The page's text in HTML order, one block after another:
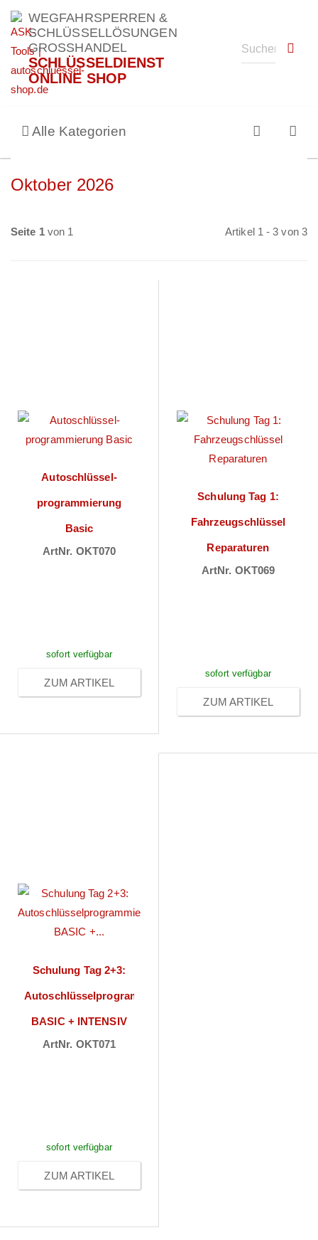
WEGFAHRSPERREN &
SCHLÜSSELLÖSUNGEN
GROSSHANDEL
SCHLÜSSELDIENST
ONLINE SHOP
Alle Kategorien
Oktober 2026
Seite 1von 1 Artikel 1 - 3 von 3
Autoschlüssel­
programmierung
Basic
ArtNr. OKT070
sofort verfügbar
ZUM ARTIKEL
Schulung Tag 1:
Fahrzeugschlüssel
Reparaturen
ArtNr. OKT069
sofort verfügbar
ZUM ARTIKEL
Schulung Tag 2+3:
Autoschlüsselprogrammierung
BASIC + INTENSIV
ArtNr. OKT071
sofort verfügbar
ZUM ARTIKEL